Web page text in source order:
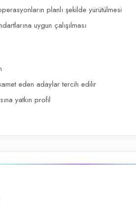
planlı şekilde yürütülmesi
uygun çalışılması
eden adaylar tercih edilir
yatkın profil